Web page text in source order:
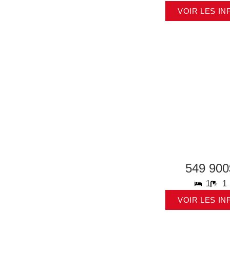
VOIR LES
549
1
1
VOIR LES